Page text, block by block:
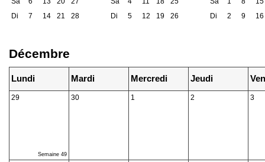
Di
7 14 21 28
Di
5 12 19 26
Di
2 9 16
Décembre
Lundi Mardi Mercredi Jeudi
29
Semaine 49
30 1 2 3